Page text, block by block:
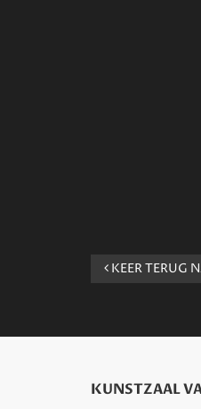
KEER TERUG
KUNSTZAAL